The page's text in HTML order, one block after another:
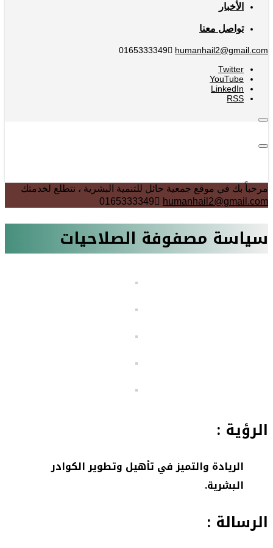
الأخبار
تواصل معنا
0165333349
humanhail2@gmail.com
Twitter
YouTube
LinkedIn
RSS
مرحباً بك في موقع جمعية حائل للتنمية البشرية ، نتطلع لخدمتك
0165333349
humanhail2@gmail.com
سياسة مصفوفة الصلاحيات
الرؤية :
الريادة والتميز في تأهيل وتطوير الكوادر
البشرية.
الرسالة :